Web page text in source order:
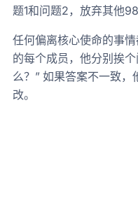
题1和问题2，放弃其他
任何偏离核心使命的事
的每个成员，他分别挨
么？” 如果答案不一致
改。